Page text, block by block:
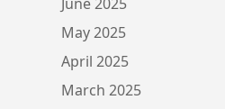
May 2025
April 2025
March 2025